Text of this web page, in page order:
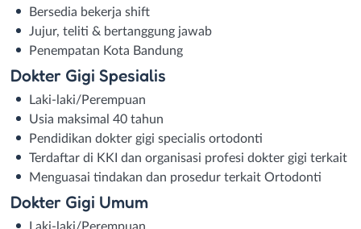
Bersedia bekerja shift
Jujur, teliti & bertanggung jawab
Penempatan Kota Bandung
Dokter Gigi Spesialis
Laki-laki/Perempuan
Usia maksimal 40 tahun
Pendidikan dokter gigi specialis ortodonti
Terdaftar di KKI dan organisasi profesi dokter gigi terkait
Menguasai tindakan dan prosedur terkait Ortodonti
Dokter Gigi Umum
Laki-laki/Perempuan